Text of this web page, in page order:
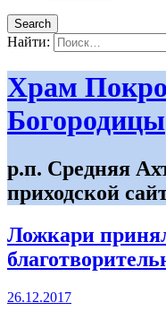
Search
Найти:
Храм
Богородицы
р.п. Средняя
приходской
Ложкари
26.12.2017